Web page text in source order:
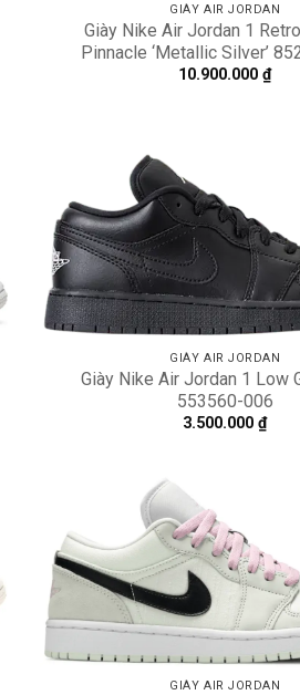
GIÀY AIR JORDAN
Giày Nike Air Jordan 1
Pinnacle ‘Metallic Silver’
10.900.000₫
GIÀY AIR JORDAN
Giày Nike Air Jordan 1 Low
553560-006
3.500.000₫
GIÀY AIR JORDAN